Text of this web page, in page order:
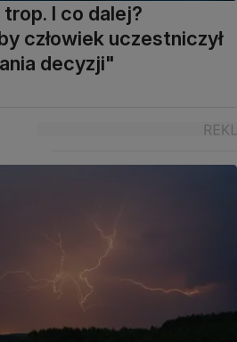
trop. I co dalej?
człowiek uczestniczył
decyzji"